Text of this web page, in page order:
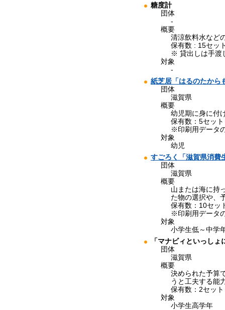
糖度計
団体
-
概要
清涼飲料水など
保有数 : 15セッ
※ 貸出しは手渡
対象
-
紙芝居「はるのたから
団体
滋賀県
概要
幼児期に身に付
保有数：5セット
※印刷用データ
対象
幼児
すごろく「滋賀県消費
団体
滋賀県
概要
山または海に持
た物の選択や、
保有数：10セッ
※印刷用データ
対象
小学生低～中学
「マナビィといっし
団体
滋賀県
概要
決められた予算
うと工夫する能
保有数：2セット
対象
小学生高学年